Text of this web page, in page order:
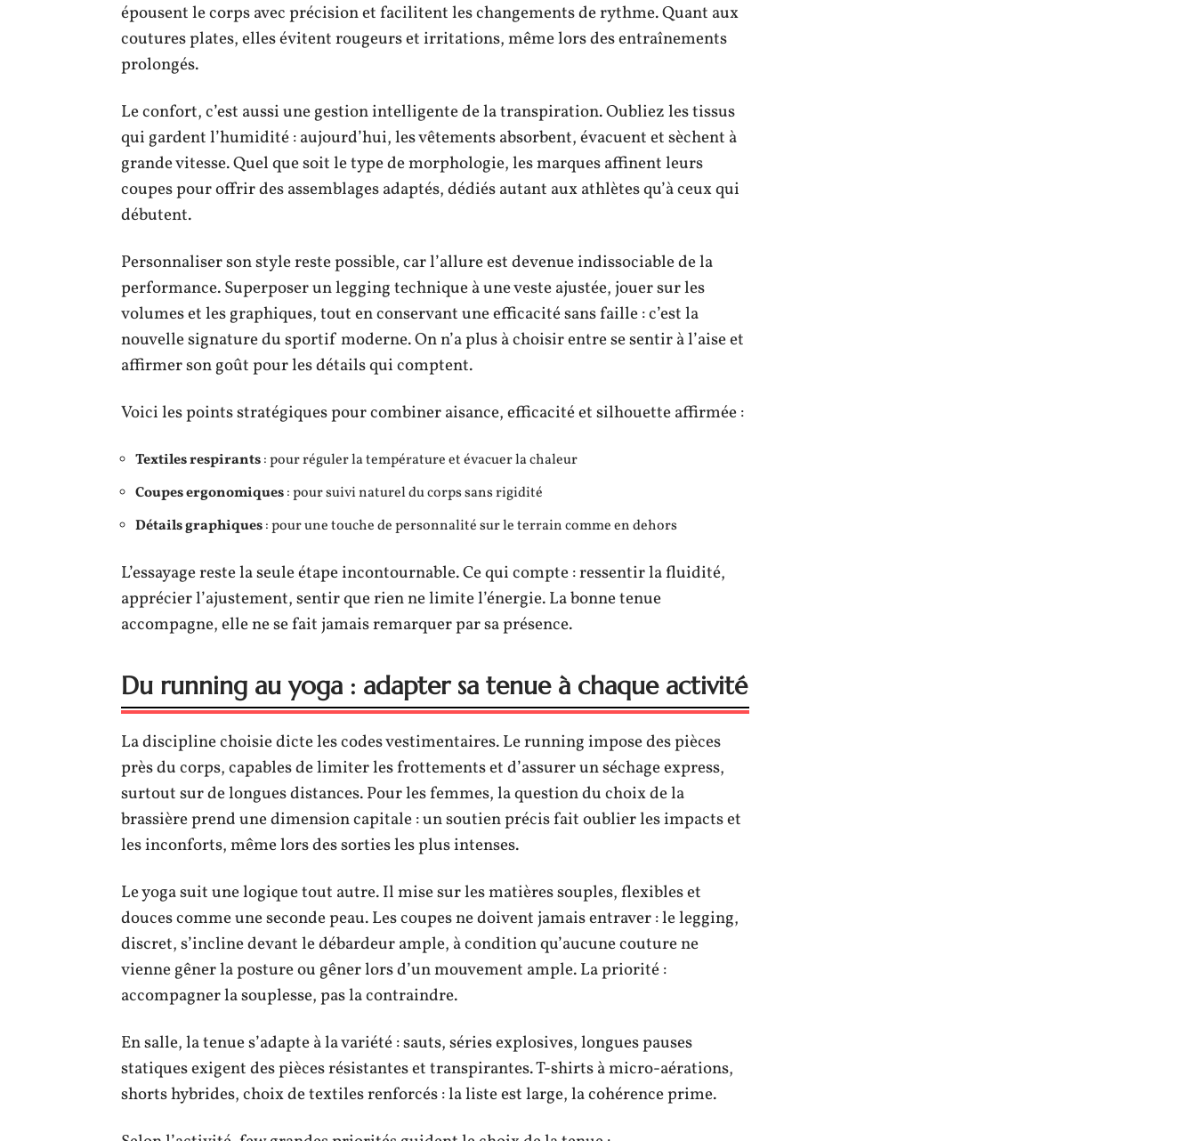
épousent le corps avec précision et facilitent les changements de rythme. Quant aux
coutures plates, elles évitent rougeurs et irritations, même lors des entraînements
prolongés.
Le confort, c’est aussi une gestion intelligente de la transpiration. Oubliez les tissus
qui gardent l’humidité : aujourd’hui, les vêtements absorbent, évacuent et sèchent à
grande vitesse. Quel que soit le type de morphologie, les marques affinent leurs
coupes pour offrir des assemblages adaptés, dédiés autant aux athlètes qu’à ceux qui
débutent.
Personnaliser son style reste possible, car l’allure est devenue indissociable de la
performance. Superposer un legging technique à une veste ajustée, jouer sur les
volumes et les graphiques, tout en conservant une efficacité sans faille : c’est la
nouvelle signature du sportif moderne. On n’a plus à choisir entre se sentir à l’aise et
affirmer son goût pour les détails qui comptent.
Voici les points stratégiques pour combiner aisance, efficacité et silhouette affirmée :
Textiles respirants: pour réguler la température et évacuer la chaleur
Coupes ergonomiques: pour suivi naturel du corps sans rigidité
Détails graphiques: pour une touche de personnalité sur le terrain comme en dehors
L’essayage reste la seule étape incontournable. Ce qui compte : ressentir la fluidité,
apprécier l’ajustement, sentir que rien ne limite l’énergie. La bonne tenue
accompagne, elle ne se fait jamais remarquer par sa présence.
Du running au yoga : adapter sa tenue à chaque activité
La discipline choisie dicte les codes vestimentaires. Le running impose des pièces
près du corps, capables de limiter les frottements et d’assurer un séchage express,
surtout sur de longues distances. Pour les femmes, la question du choix de la
brassière prend une dimension capitale : un soutien précis fait oublier les impacts et
les inconforts, même lors des sorties les plus intenses.
Le yoga suit une logique tout autre. Il mise sur les matières souples, flexibles et
douces comme une seconde peau. Les coupes ne doivent jamais entraver : le legging,
discret, s’incline devant le débardeur ample, à condition qu’aucune couture ne
vienne gêner la posture ou gêner lors d’un mouvement ample. La priorité :
accompagner la souplesse, pas la contraindre.
En salle, la tenue s’adapte à la variété : sauts, séries explosives, longues pauses
statiques exigent des pièces résistantes et transpirantes. T-shirts à micro-aérations,
shorts hybrides, choix de textiles renforcés : la liste est large, la cohérence prime.